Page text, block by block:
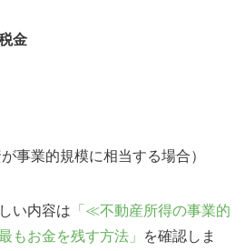
金
事業的規模に相当する場合）
い内容は 「≪不動産所得の事業的
もお金を残す方法」
を確認しま